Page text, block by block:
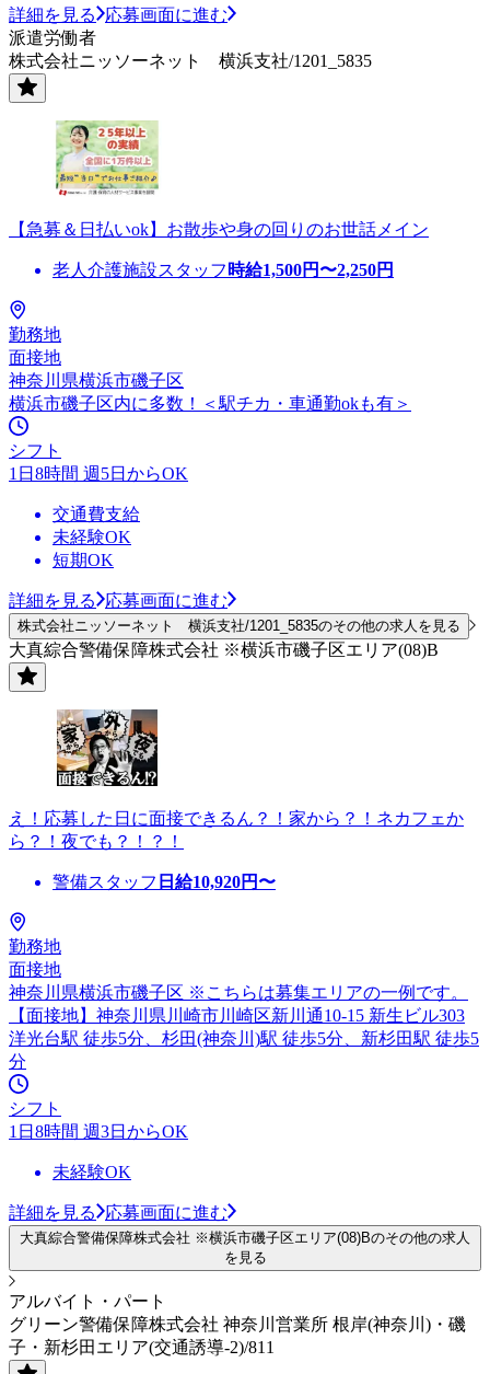
詳細を見る
応募画面に進む
派遣労働者
株式会社ニッソーネット 横浜支社/1201_5835
【急募＆日払いok】お散歩や身の回りのお世話メイン
老人介護施設スタッフ 時給1,500円〜2,250円
勤務地
面接地
神奈川県横浜市磯子区
横浜市磯子区内に多数！＜駅チカ・車通勤okも有＞
シフト
1日8時間 週5日からOK
交通費支給
未経験OK
短期OK
詳細を見る 応募画面に進む
株式会社ニッソーネット 横浜支社/1201_5835のその他の求人を見る
大真綜合警備保障株式会社 ※横浜市磯子区エリア(08)B
え！応募した日に面接できるん？！家から？！ネカフェか
ら？！夜でも？！？！
警備スタッフ 日給10,920円〜
勤務地
面接地
神奈川県横浜市磯子区 ※こちらは募集エリアの一例です。
【面接地】神奈川県川崎市川崎区新川通10-15 新生ビル303
洋光台駅 徒歩5分、杉田(神奈川)駅 徒歩5分、新杉田駅 徒歩5
分
シフト
1日8時間 週3日からOK
未経験OK
詳細を見る 応募画面に進む
大真綜合警備保障株式会社 ※横浜市磯子区エリア(08)Bのその他の求人
を見る
アルバイト・パート
グリーン警備保障株式会社 神奈川営業所 根岸(神奈川)・磯
子・新杉田エリア(交通誘導-2)/811